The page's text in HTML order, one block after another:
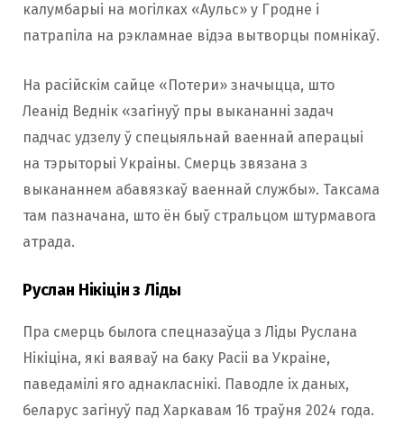
калумбарыі на могілках «Аульс» у Гродне і
патрапіла на рэкламнае відэа вытворцы помнікаў.
На расійскім сайце «Потери» значыцца, што
Леанід Веднік «загінуў пры выкананні задач
падчас удзелу ў спецыяльнай ваеннай аперацыі
на тэрыторыі Украіны. Смерць звязана з
выкананнем абавязкаў ваеннай службы». Таксама
там пазначана, што ён быў стральцом штурмавога
атрада.
Руслан Нікіцін з Ліды
Пра смерць былога спецназаўца з Ліды Руслана
Нікіціна, які ваяваў на баку Расіі ва Украіне,
паведамілі яго аднакласнікі. Паводле іх даных,
беларус загінуў пад Харкавам 16 траўня 2024 года.